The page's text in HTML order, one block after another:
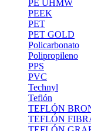
PE UHMW
PEEK
PET
PET GOLD
Policarbonato
Polipropileno
PPS
PVC
Technyl
Teflón
TEFLÓN
TEFLÓN